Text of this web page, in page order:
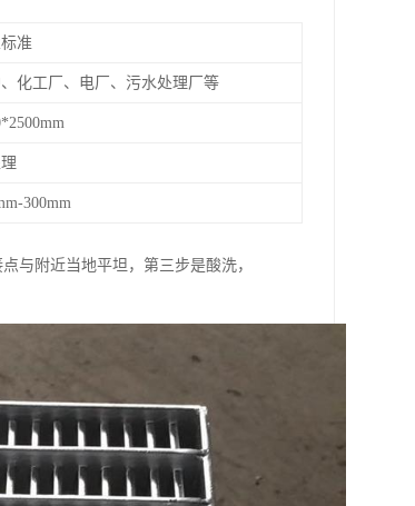
准
化工厂、电厂、污水处理厂等
300mm
与附近当地平坦，第三步是酸洗，